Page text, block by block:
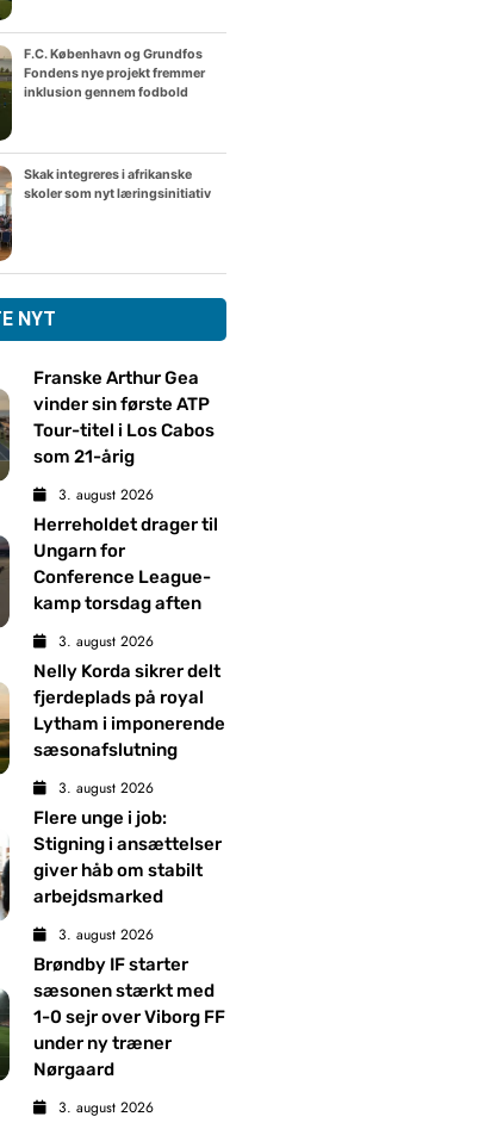
F.C. København og Grundfos
Fondens nye projekt fremmer
inklusion gennem fodbold
Skak integreres i afrikanske
skoler som nyt læringsinitiativ
NYT
Franske Arthur Gea
vinder sin første ATP
Tour-titel i Los Cabos
som 21-årig
3. august 2026
Herreholdet drager til
Ungarn for
Conference League-
kamp torsdag aften
3. august 2026
Nelly Korda sikrer delt
fjerdeplads på royal
Lytham i imponerende
sæsonafslutning
3. august 2026
Flere unge i job:
Stigning i ansættelser
giver håb om stabilt
arbejdsmarked
3. august 2026
Brøndby IF starter
sæsonen stærkt med
1-0 sejr over Viborg FF
under ny træner
Nørgaard
3. august 2026